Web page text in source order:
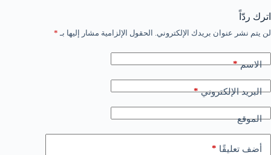
اترك ردّاً
لن يتم نشر عنوان بريدك الإلكتروني. الحقول الإلزامية مشار إليها بـ *
الاسم*
البريد الإلكتروني*
الموقع
أضف تعليقًا *